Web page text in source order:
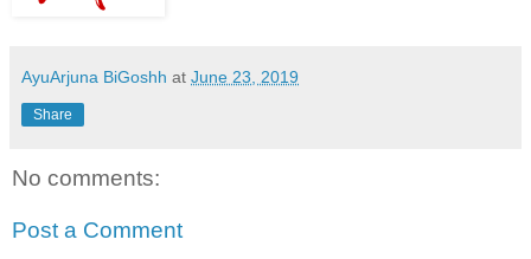
AyuArjuna BiGoshh at June 23, 2019
Share
No comments:
Post a Comment